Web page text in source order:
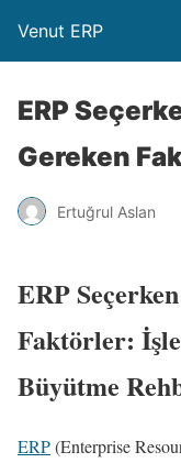
Venut ERP
ERP
Gereken
Ertuğrul Aslan
ERP
Faktörler:
Büyütme
ERP(Enterprise